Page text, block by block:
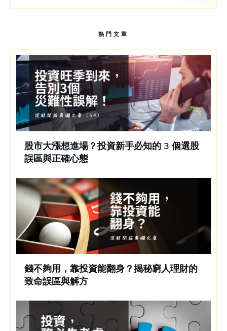
熱門文章
股市大漲想進場？投資新手必知的 3 個選股
誤區與正確心態
錢不夠用，靠投資能翻身？揭秘窮人理財的
致命誤區與解方